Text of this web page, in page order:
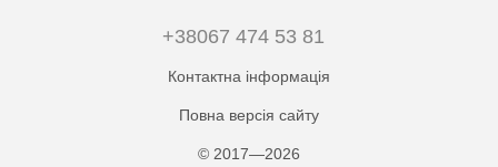
+38067 474 53 81
Контактна інформація
Повна версія сайту
© 2017—2026